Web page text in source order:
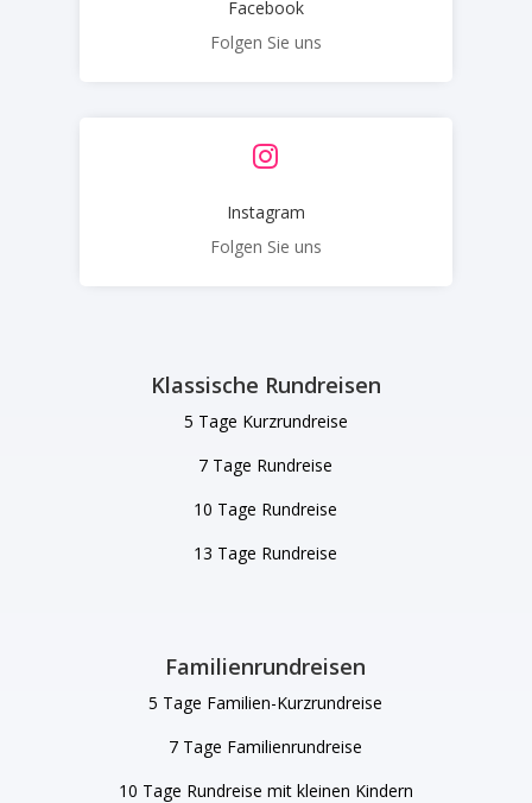
Facebook
Folgen Sie uns

Instagram
Folgen Sie uns
Klassische Rundreisen
5 Tage Kurzrundreise
7 Tage Rundreise
10 Tage Rundreise
13 Tage Rundreise
Familienrundreisen
5 Tage Familien-Kurzrundreise
7 Tage Familienrundreise
10 Tage Rundreise mit kleinen Kindern